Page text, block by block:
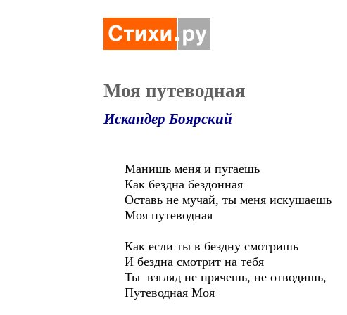
Моя путеводная
Искандер Боярский
Манишь меня и пугаешь
Как бездна бездонная
Оставь не мучай, ты меня искушаешь
Моя путеводная
Как если ты в бездну смотришь
И бездна смотрит на тебя
Ты взгляд не прячешь, не отводишь,
Путеводная Моя